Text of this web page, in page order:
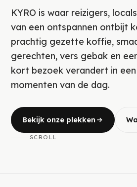
KYRO is waar reizigers,
van een ontspannen ontbijt
prachtig gezette koffie,
gerechten, vers gebak en
kort bezoek verandert in
momenten van de dag.
Bekijk onze plekken
SCROLL